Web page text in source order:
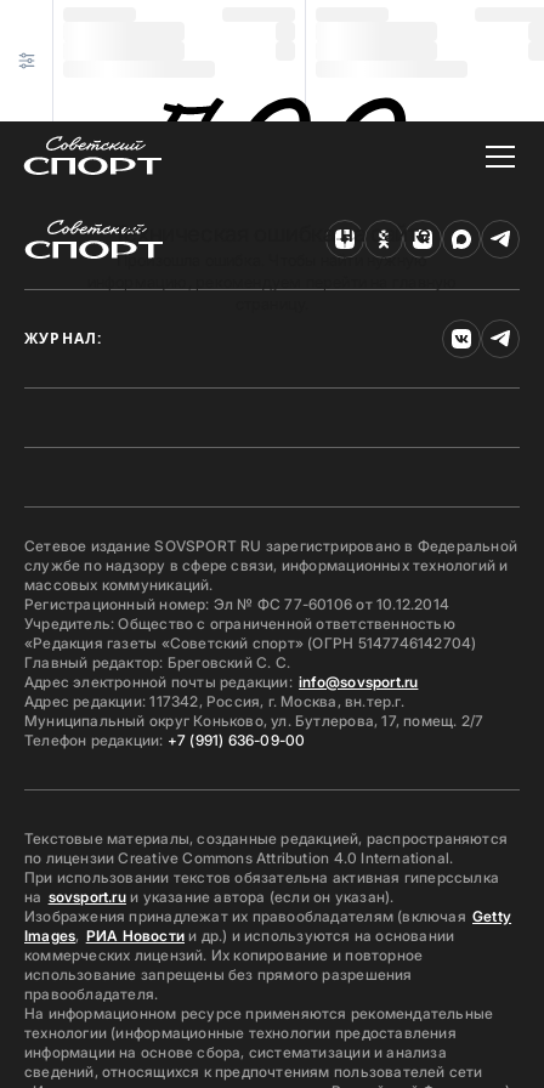
Техническая ошибка на сайте
Произошла ошибка. Чтобы найти нужную
ЖУРНАЛ:
Сетевое издание SOVSPORT RU зарегистрировано в Федеральной
службе по надзору в сфере связи, информационных технологий и
массовых коммуникаций.
Регистрационный номер: Эл № ФС 77-60106 от 10.12.2014
Учредитель: Общество с ограниченной ответственностью
«Редакция газеты «Советский спорт» (ОГРН 5147746142704)
Главный редактор: Бреговский С. С.
Адрес электронной почты редакции: info@sovsport.ru
Адрес редакции: 117342, Россия, г. Москва, вн.тер.г.
Муниципальный округ Коньково, ул. Бутлерова, 17, помещ. 2/7
Телефон редакции: +7 (991) 636-09-00
Текстовые материалы, созданные редакцией, распространяются
по лицензии Creative Commons Attribution 4.0 International.
При использовании текстов обязательна активная гиперссылка
на sovsport.ruи указание автора (если он указан).
Изображения принадлежат их правообладателям (включая Getty
Images, РИА Новостии др.) и используются на основании
коммерческих лицензий. Их копирование и повторное
использование запрещены без прямого разрешения
правообладателя.
На информационном ресурсе применяются рекомендательные
технологии (информационные технологии предоставления
информации на основе сбора, систематизации и анализа
сведений, относящихся к предпочтениям пользователей сети